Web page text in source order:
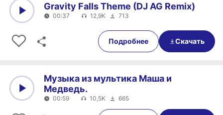
00:37
Gravity Falls Theme (DJ AG Remix)
00:37 12,9K 713
Подробнее Скачать
00:59
Музыка из мультика Маша и
Медведь.
00:59 10,5K 665